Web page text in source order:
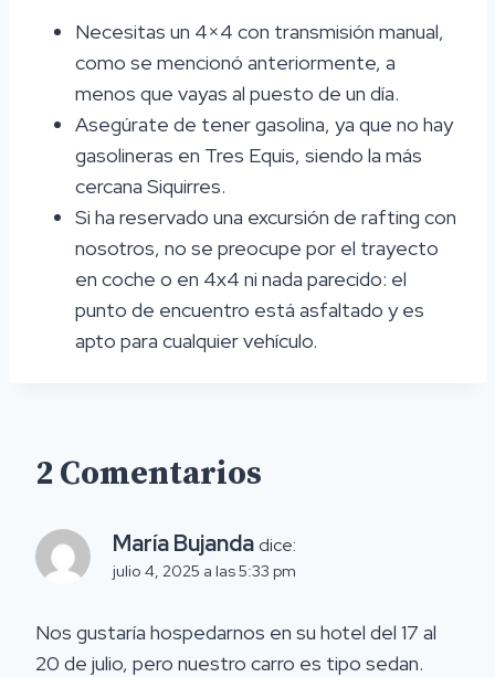
Necesitas un 4×4 con transmisión manual,
como se mencionó anteriormente, a
menos que vayas al puesto de un día.
Asegúrate de tener gasolina, ya que no hay
gasolineras en Tres Equis, siendo la más
cercana Siquirres.
Si ha reservado una excursión de rafting con
nosotros, no se preocupe por el trayecto
en coche o en 4x4 ni nada parecido: el
punto de encuentro está asfaltado y es
apto para cualquier vehículo.
2 Comentarios
María Bujanda dice:
julio 4, 2025 a las 5:33 pm
Nos gustaría hospedarnos en su hotel del 17 al
20 de julio, pero nuestro carro es tipo sedan.